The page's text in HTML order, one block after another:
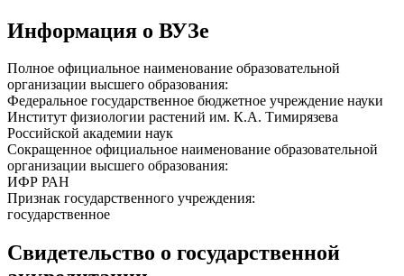
Информация о ВУЗе
Полное официальное наименование образовательной
организации высшего образования:
Федеральное государственное бюджетное учреждение науки
Институт физиологии растений им. К.А. Тимирязева
Российской академии наук
Сокращенное официальное наименование образовательной
организации высшего образования:
ИФР РАН
Признак государственного учреждения:
государственное
Свидетельство о государственной